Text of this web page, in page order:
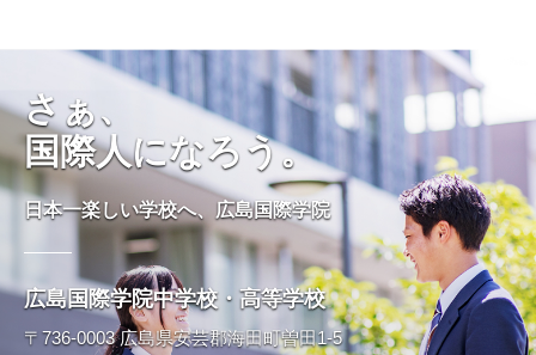
さぁ、
国際人になろう。
日本一楽しい学校へ、広島国際学院
広島国際学院中学校・高等学校
〒736-0003 広島県安芸郡海田町曽田1-5